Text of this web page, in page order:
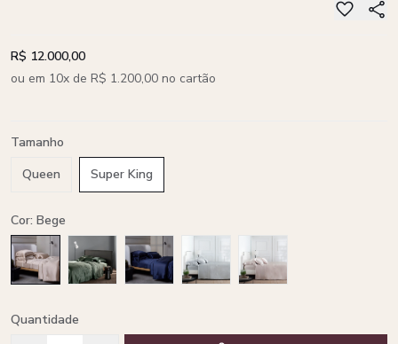
R$ 12.000,00
ou em 10x de R$ 1.200,00 no cartão
Tamanho
Queen
Super King
Cor: Bege
Quantidade